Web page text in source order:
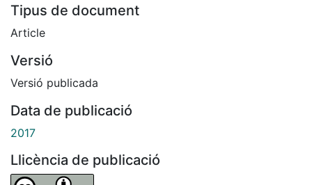
Tipus de document
Article
Versió
Versió publicada
Data de publicació
2017
Llicència de publicació